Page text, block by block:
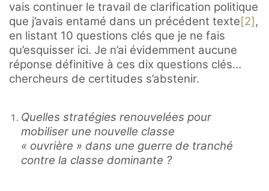
vais continuer le travail de clarification politique
que j’avais entamé dans un précédent texte[2],
en listant 10 questions clés que je ne fais
qu’esquisser ici. Je n’ai évidemment aucune
réponse définitive à ces dix questions clés…
chercheurs de certitudes s’abstenir.
Quelles stratégies renouvelées pour
mobiliser une nouvelle classe
« ouvrière » dans une guerre de tranché
contre la classe dominante ?